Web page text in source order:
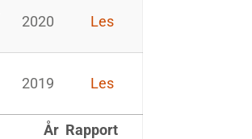
2020 Les
2019 Les
År Rapport